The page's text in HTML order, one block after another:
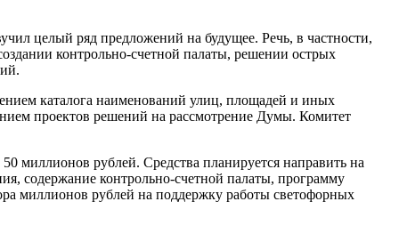
целый ряд предложений на будущее. Речь, в частности,
контрольно-счетной палаты, решении острых
каталога наименований улиц, площадей и иных
проектов решений на рассмотрение Думы. Комитет
миллионов рублей. Средства планируется направить на
содержание контрольно-счетной палаты, программу
миллионов рублей на поддержку работы светофорных